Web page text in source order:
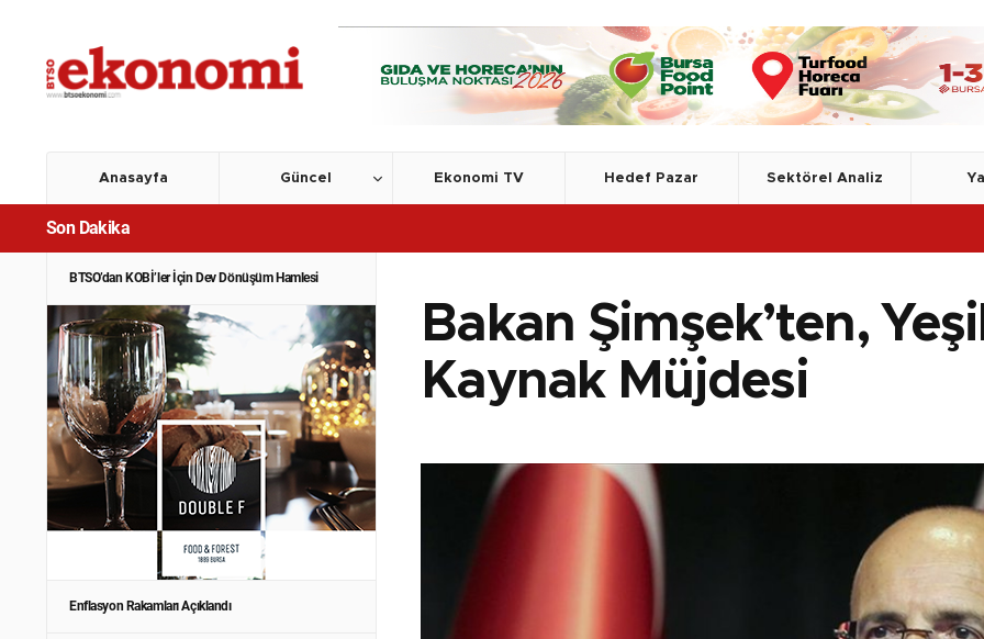
Anasayfa Güncel Ekonomi TV Hedef Pazar Sektörel Analiz
Son Dakika
BTSO’dan KOBİ’ler İçin Dev Dönüşüm Hamlesi
Enflasyon Rakamları Açıklandı
Bakan Şimşek’ten,
Kaynak Müjdesi